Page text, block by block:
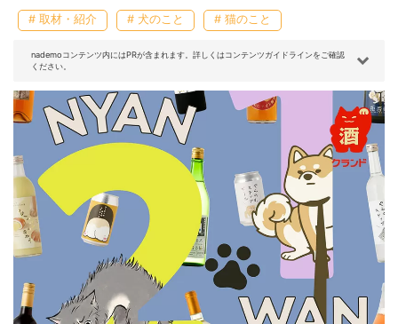
# 取材・紹介 # 犬のこと # 猫のこと
nademoコンテンツ内にはPRが含まれます。詳しくはコンテンツガイドラインをご確認
ください。